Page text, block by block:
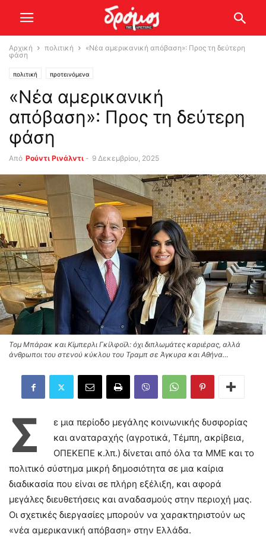
Αρχική πολιτική
«Νέα αμερικανική απόβαση»: Προς τη δεύτερη
φάση
πολιτική προτεινόμενα
«Νέα αμερικανική
απόβαση»: Προς τη δεύτερη
φάση
Από Ρούντι Ρινάλντι - 9 Δεκεμβρίου, 2025
Τομ Μπάρακ και Κίμπερλι Γκίλφοϊλ: όχι διπλωμάτες καριέρας, αλλά
άνθρωποι του στενού κύκλου του Τραμπ σε Άγκυρα και Αθήνα…
Σ
ε μια περίοδο μεγάλης κοινωνικής δυσφορίας
και αναταραχής (αγροτικά, Τέμπη, ακρίβεια,
ΟΠΕΚΕΠΕ κ.λπ.) δίνεται από όλα τα ΜΜΕ και το
πολιτικό σύστημα μικρή δημοσιότητα σε μια καίρια
διαδικασία που είναι σε πλήρη εξέλιξη, και αφορά
μεγάλες διευθετήσεις και αναδασμούς στην περιοχή μας.
Οι σχετικές διεργασίες μπορούν να χαρακτηριστούν ως
«νέα αμερικανική απόβαση» στην Ελλάδα.